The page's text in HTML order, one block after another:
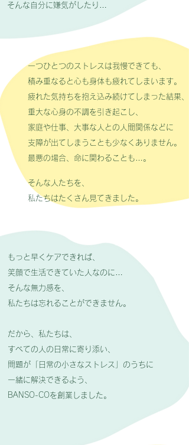
そんな自分に嫌気がしたり…
一つひとつのストレスは我慢できても、
積み重なると心も身体も疲れてしまいます。
疲れた気持ちを抱え込み続けてしまった結果、
重大な心身の不調を引き起こし、
家庭や仕事、大事な人との人間関係などに
支障が出てしまうことも少なくありません。
最悪の場合、命に関わることも…。
そんな人たちを、
私たちはたくさん見てきました。
もっと早くケアできれば、
笑顔で生活できていた人なのに…
そんな無力感を、
私たちは忘れることができません。
だから、私たちは、
すべての人の日常に寄り添い、
問題が「日常の小さなストレス」のうちに
一緒に解決できるよう、
BANSO-COを創業しました。